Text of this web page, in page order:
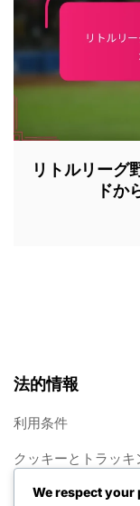
リトルリーグ
ドか
法的情報
利用条件
クッキーとトラッキ
概要We respect your